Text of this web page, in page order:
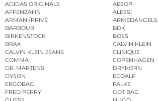
ADIDAS ORIGINALS
AESOP
AFFENZAHN
ALESSI
ARMANI/PRIVÉ
ARMEDANGELS
BARBOUR
BDK
BIRKENSTOCK
BOSS
BRAX
CALVIN KLEIN
CALVIN KLEIN JEANS
CLINIQUE
COMMA
COPENHAGEN
DR. MARTENS
DRYKORN
DYSON
ECOALF
ERGOBAG
FALKE
FRED PERRY
GOT BAG